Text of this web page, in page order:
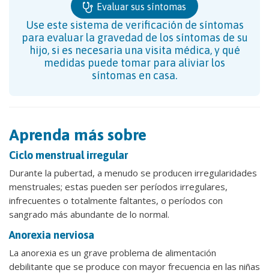
Evaluar sus síntomas
Use este sistema de verificación de síntomas
para evaluar la gravedad de los síntomas de su
hijo, si es necesaria una visita médica, y qué
medidas puede tomar para aliviar los
síntomas en casa.
Aprenda más sobre
Ciclo menstrual irregular
Durante la pubertad, a menudo se producen irregularidades
menstruales; estas pueden ser períodos irregulares,
infrecuentes o totalmente faltantes, o períodos con
sangrado más abundante de lo normal.
Anorexia nerviosa
La anorexia es un grave problema de alimentación
debilitante que se produce con mayor frecuencia en las niñas